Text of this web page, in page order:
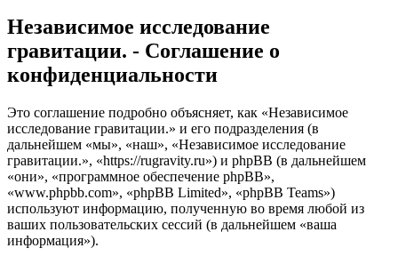
Независимое исследование
гравитации. - Соглашение о
конфиденциальности
Это соглашение подробно объясняет, как «Независимое
исследование гравитации.» и его подразделения (в
дальнейшем «мы», «наш», «Независимое исследование
гравитации.», «https://rugravity.ru») и phpBB (в дальнейшем
«они», «программное обеспечение phpBB»,
«www.phpbb.com», «phpBB Limited», «phpBB Teams»)
используют информацию, полученную во время любой из
ваших пользовательских сессий (в дальнейшем «ваша
информация»).